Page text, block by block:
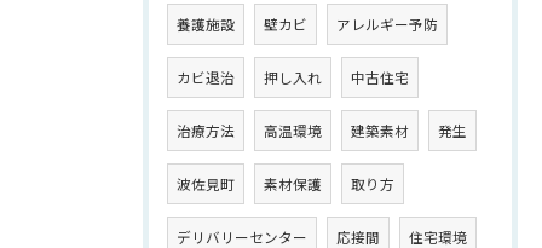
養護施設 壁カビ アレルギー予防
カビ退治 押し入れ 中古住宅
治療方法 高温環境 建築素材 発生
波佐見町 素材保護 取り方
デリバリーセンター 応接間 住宅環境